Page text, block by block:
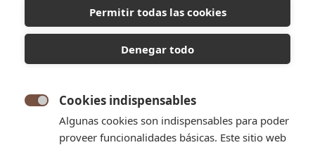
Permitir todas las cookies
Denegar todo
Cookies indispensables
Algunas cookies son indispensables para poder
proveer funcionalidades básicas. Este sitio web